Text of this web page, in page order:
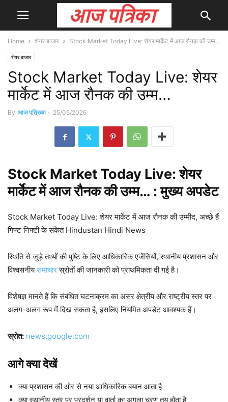
Home शेयर बाजार Stock Market Today Live: शेयर मार्केट में आज रौनक की उम्म…
शेयर बाजार
Stock Market Today Live: शेयर
मार्केट में आज रौनक की उम्म…
By आज पत्रिका - 25/05/2026
Stock Market Today Live: शेयर
मार्केट में आज रौनक की उम्म… : मुख्यअपडेट
Stock Market Today Live: शेयर मार्केट में आज रौनक की उम्मीद, अच्छे हैं
गिफ्ट निफ्टी के संकेत Hindustan Hindi News
स्थिति से जुड़े तथ्यों की पुष्टि के लिए आधिकारिक एजेंसियों, स्थानीय प्रशासन और
विश्वसनीयसमाचारस्रोतों की जानकारी को प्राथमिकता दी गई है।
विशेषज्ञ मानते हैं कि संबंधित घटनाक्रम का असर क्षेत्रीय और राष्ट्रीय स्तर पर
अलग-अलग रूप में दिख सकता है, इसलिए नियमित अपडेट आवश्यक हैं।
स्रोत: news.google.com
आगे क्या देखें
क्या प्रशासन की ओर से नया आधिकारिक बयान आता है
क्या स्थानीय स्तर पर प्रदर्शन या वार्ता का अगला चरण तय होता है